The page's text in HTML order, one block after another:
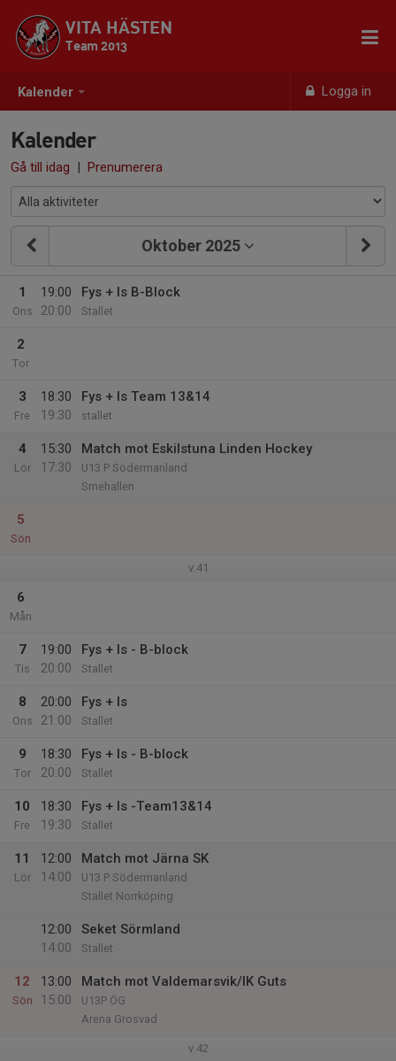
Kalender Logga in
VITA HÄSTEN
Team 2013
Kalender
Gå till idag | Prenumerera
Oktober 2025
1
Ons
19:00
20:00
Fys + Is B-Block
Stallet
2
Tor
3
Fre
18:30
19:30
Fys + Is Team 13&14
stallet
4
Lör
15:30
17:30
Match mot Eskilstuna Linden Hockey
U13 P Södermanland
Smehallen
5
Sön
v.41
6
Mån
7
Tis
19:00
20:00
Fys + Is - B-block
Stallet
8
Ons
20:00
21:00
Fys + Is
Stallet
9
Tor
18:30
20:00
Fys + Is - B-block
Stallet
10
Fre
18:30
19:30
Fys + Is -Team13&14
Stallet
11
Lör
12:00
14:00
Match mot Järna SK
U13 P Södermanland
Stallet Norrköping
12:00
14:00
Seket Sörmland
Stallet
12
Sön
13:00
15:00
Match mot Valdemarsvik/IK Guts
U13P ÖG
Arena Grosvad
v.42